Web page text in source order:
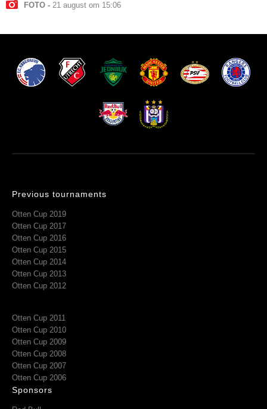
FOTO 21 august om 15:06
Previous tournaments
Otten Cup 2019
Otten Cup 2017
Otten Cup 2016
Otten Cup 2015
Otten Cup 2014
Otten Cup 2013
Otten Cup 2012
Otten Cup 2011
Otten Cup 2010
Otten Cup 2009
Otten Cup 2008
Otten Cup 2007
Otten Cup 2006
Sponsors